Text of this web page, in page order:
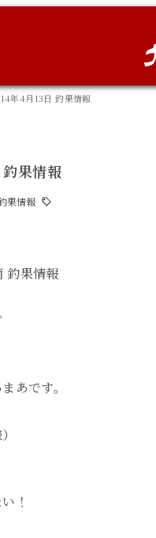
年4月13日 釣果情報
果情報
果情報
釣果情報
あです。
！